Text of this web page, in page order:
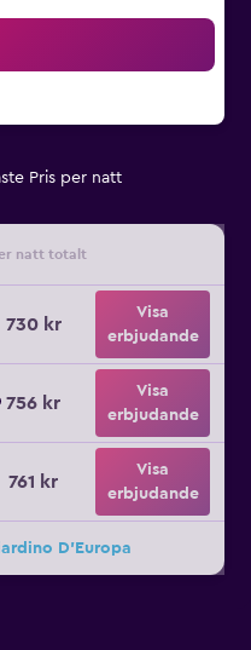
Pris per natt
natt totalt
730 kr
Visa
erbjudande
756 kr
Visa
erbjudande
761 kr
Visa
erbjudande
D'Europa